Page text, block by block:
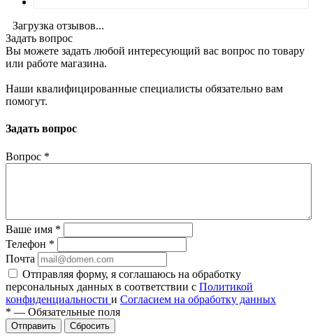
Загрузка отзывов...
Задать вопрос
Вы можете задать любой интересующий вас вопрос по товару
или работе магазина.
Наши квалифицированные специалисты обязательно вам
помогут.
Задать вопрос
Вопрос *
Ваше имя *
Телефон *
Почта
Отправляя форму, я соглашаюсь на обработку
персональных данных в соответствии с Политикой
конфиденциальности и Согласием на обработку данных
* — Обязательные поля
Сбросить